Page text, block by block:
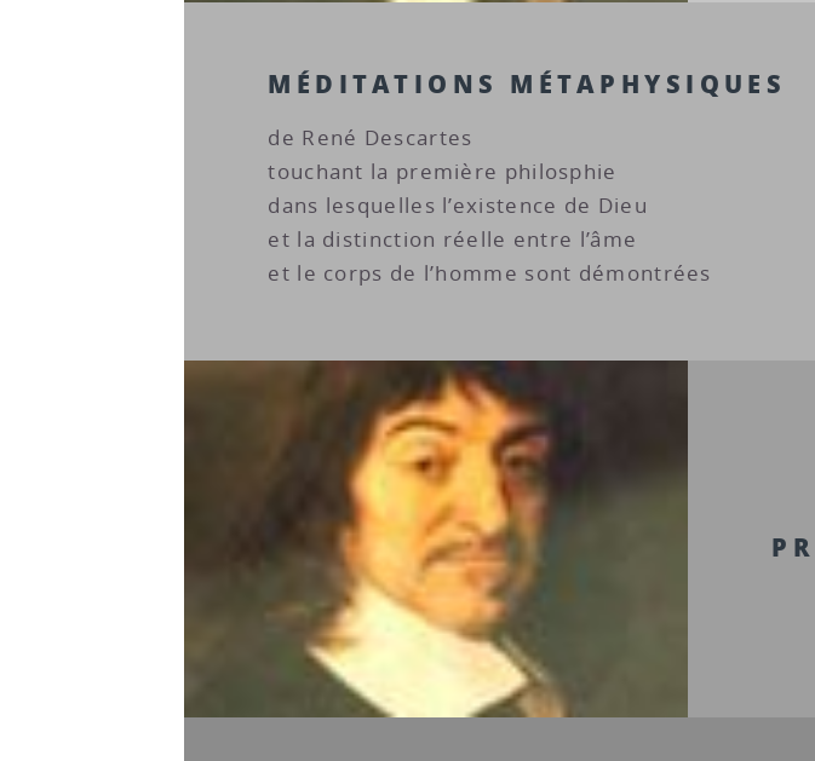
MÉDITATIONS MÉTAPHYSIQUES
de René Descartes
touchant la première philosphie
dans lesquelles l’existence de Dieu
et la distinction réelle entre l’âme
et le corps de l’homme sont démontrées